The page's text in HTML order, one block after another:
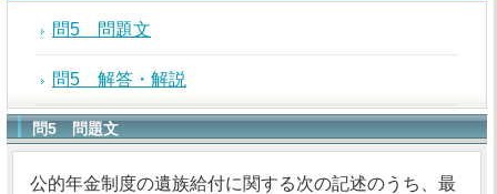
問5 問題文
問5 解答・解説
問5 問題文
公的年金制度の遺族給付に関する次の記述のうち、最